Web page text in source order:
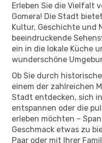
Erleben Sie die Vielfalt
Gomera! Die Stadt
Kultur, Geschichte und
beeindruckende
ein in die lokale Küche
wunderschöne
Ob Sie durch
einem der zahlreichen
Stadt entdecken, sich
entspannen oder die
erleben möchten –
Geschmack etwas zu
Paar oder mit Ihrer